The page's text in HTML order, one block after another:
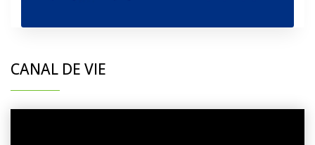
CANAL DE VIE